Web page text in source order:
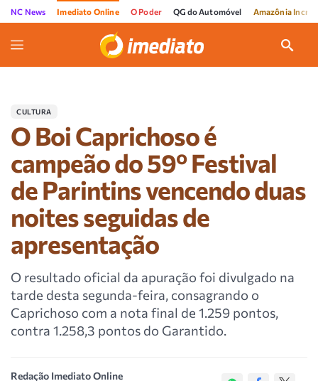
NC News Imediato Online O Poder QG do Automóvel Amazônia
CULTURA
O Boi Caprichoso é
campeão do 59º Festival
de Parintins vencendo duas
noites seguidas de
apresentação
O resultado oficial da apuração foi divulgado na
tarde desta segunda-feira, consagrando o
Caprichoso com a nota final de 1.259 pontos,
contra 1.258,3 pontos do Garantido.
Redação Imediato Online